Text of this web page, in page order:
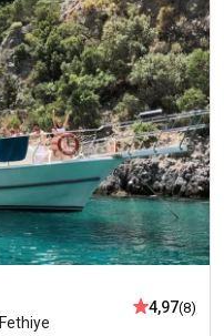
Fethiye
4,97(8)